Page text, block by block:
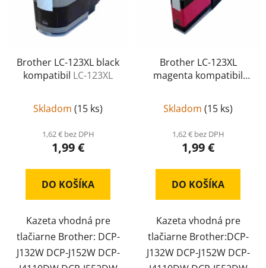
Brother LC-123XL black
kompatibil LC-123XL
Skladom (15 ks)
1,62 € bez DPH
1,99 €
DO KOŠÍKA
Kazeta vhodná pre
tlačiarne Brother: DCP-
J132W DCP-J152W DCP-
Brother LC-123XL
magenta kompatibil
Skladom (15 ks)
1,62 € bez DPH
1,99 €
DO KOŠÍKA
Kazeta vhodná pre
tlačiarne Brother:DCP-
J132W DCP-J152W DCP-